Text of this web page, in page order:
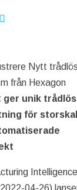
ger unik trådlös
för
04-26)